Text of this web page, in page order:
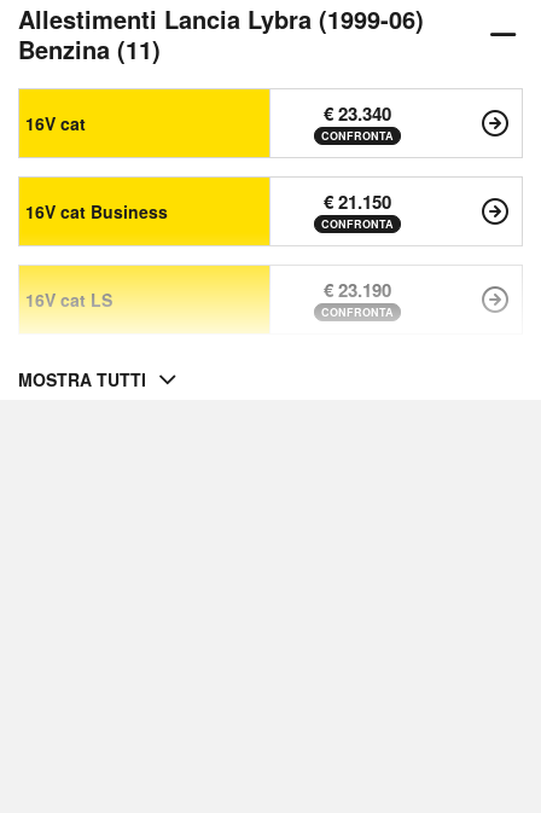
Allestimenti Lancia Lybra (1999-06)
Benzina (11)
16V cat € 23.340
CONFRONTA
16V cat Business € 21.150
CONFRONTA
16V cat LS € 23.190
CONFRONTA
MOSTRA TUTTI